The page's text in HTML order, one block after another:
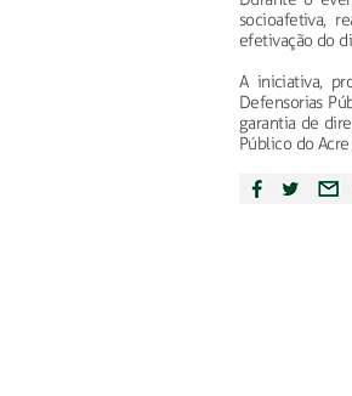
socioafetiva,
efetivação do
A iniciativa,
Defensorias
garantia de
Público do